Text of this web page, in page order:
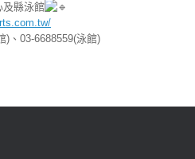
及縣泳館
)、03-6688559(泳館)